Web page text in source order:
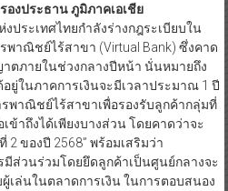
องประธาน ภูมิภาคเอเชีย
ประเทศไทยกำลังร่างกฎระเบียบใน
าณิชย์ไร้สาขา (Virtual Bank) ซึ่งคาด
ตภายในช่วงกลางปีหน้า นั่นหมายถึง
ยู่ในภาคการเงินจะมีเวลาประมาณ 1 ปี
พาณิชย์ไร้สาขาเพื่อรองรับลูกค้ากลุ่มที่
ข้าถึงได้เพียงบางส่วน โดยคาดว่าจะ
2 ของปี 2568” พร้อมเสริมว่า
ส่วนร่วมโดยยึดลูกค้าเป็นศูนย์กลางจะ
ล่นในตลาดการเงิน ในการตอบสนอง